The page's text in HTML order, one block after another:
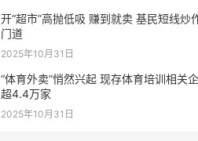
开“超市”高抛低吸 赚到就卖 基民短线炒
门道
2025年10月31日
“体育外卖”悄然兴起 现存体育培训相关
超4.4万家
2025年10月31日